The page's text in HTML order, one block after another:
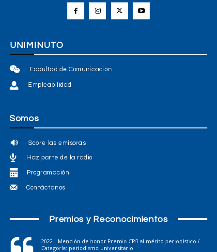
UNIMINUTO
Facultad de Comunicación
Empleabilidad
Somos
Sobre las emisoras
Haz parte de la radio
Programación
Contáctanos
Premios y Reconocimientos
2022 - Mención de honor Premio CPB al mérito periodístico /
Categoría: periodismo universitario